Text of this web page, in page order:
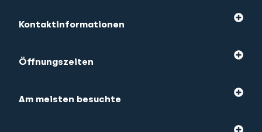
Kontaktinformationen
Öffnungszeiten
Am meisten besuchte